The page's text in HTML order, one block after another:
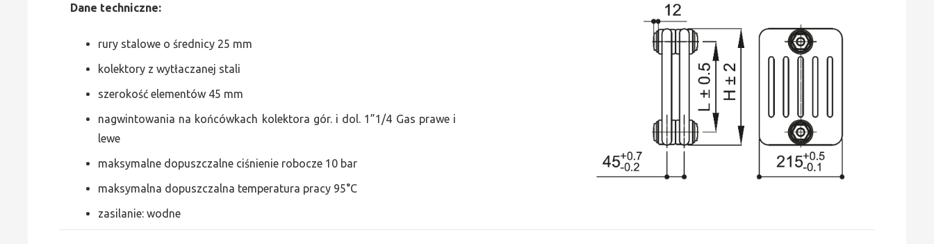
Dane techniczne:
rury stalowe o średnicy 25 mm
kolektory z wytłaczanej stali
szerokość elementów 45 mm
nagwintowania na końcówkach kolektora gór. i dol. 1”1/4 Gas prawe i
lewe
maksymalne dopuszczalne ciśnienie robocze 10 bar
maksymalna dopuszczalna temperatura pracy 95°C
zasilanie: wodne